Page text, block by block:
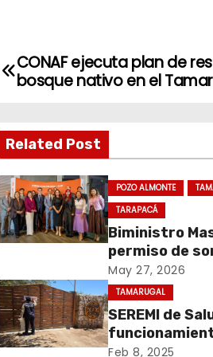
N
v
e
g
a
i
ó
CONAF ejecuta plan de
bosque nativo en el
Related Post
POZO ALMONTE
TARAPACÁ
Biministro
permiso de
Cerro Colorado
May 27, 2026
TAMARUGAL
SEREMI de
recreativo
Feb 8, 2025